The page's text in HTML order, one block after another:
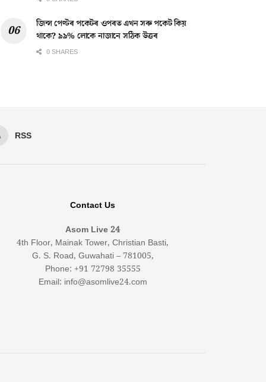
জিন্স পেণ্টৰ পকেটৰ ওপৰত এখন সৰু পকেট কিয়
থাকে? ৯৯% লোকে নাজানে সঠিক উত্তৰ
0 SHARES
RSS
Contact Us
Asom Live 24
4th Floor, Mainak Tower, Christian Basti,
G. S. Road, Guwahati – 781005,
Phone: +91 72798 35555
Email: info@asomlive24.com